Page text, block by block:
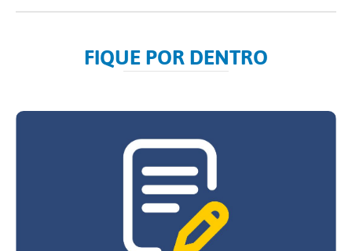
FIQUE POR DENTRO